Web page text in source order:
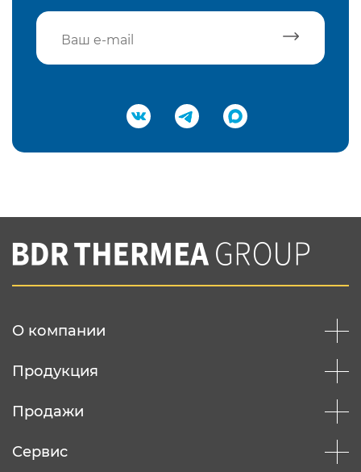
Подтвердить e-mail
Вы соглашаетесь с нашей политикой
конфеденциальности
О компании
Продукция
Продажи
Сервис